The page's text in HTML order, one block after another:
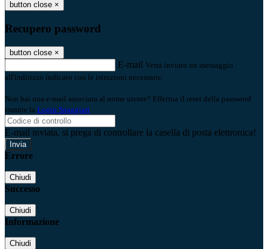
button close ×
Recupero password
button close ×
E-mail Verrà inviato un messaggio
all'indirizzo indicato con le istruzioni necessarie.
Non hai una e-mail associata al nome utente? Effettua il reset della password
tramite la Login Spaggiari
E-mail inviata, si prega di controllare la casella di posta elettronica!
Errore
Chiudi
Successo
Chiudi
Informazione
Chiudi